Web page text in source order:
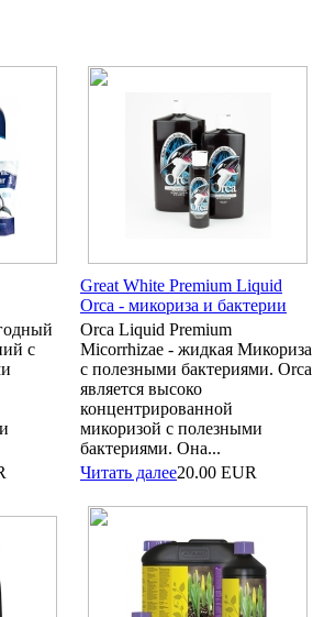
с
Great White Premium Liquid
Orca - микориза и бактерии
Orca Liquid Premium
Micorrhizae - жидкая Микориза
с полезными бактериями. Orca
является высоко
концентрированной
микоризой с полезными
бактериями. Она...
Читать далее20.00 EUR